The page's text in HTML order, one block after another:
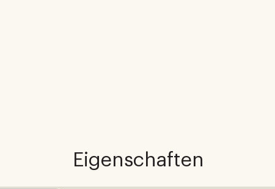
Eigenschaften